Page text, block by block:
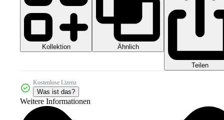
Kollektion Ähnlich
Teilen
Kostenlose Lizenz
Was ist das?
Weitere Informationen